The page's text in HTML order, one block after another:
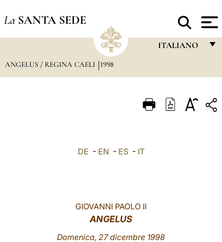
La SANTA SEDE
ITALIANO
ITALIANO
LATINE
ANGELUS / REGINA CAELI 1998
DE - EN - ES- IT
GIOVANNI PAOLO II
ANGELUS
Domenica, 27 dicembre 1998